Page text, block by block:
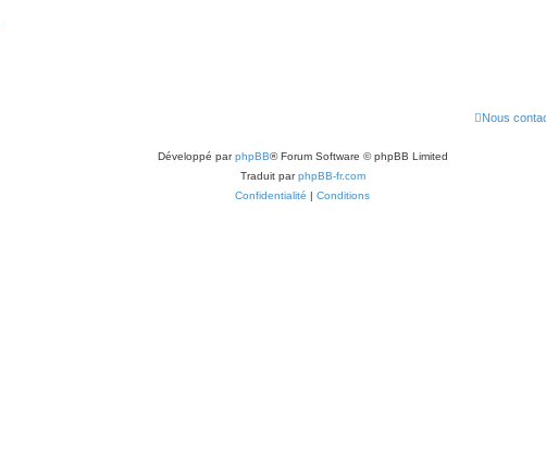
Nous
Développé parphpBB® Forum Software © phpBB Limited
Traduit parphpBB-fr.com
Confidentialité | Conditions